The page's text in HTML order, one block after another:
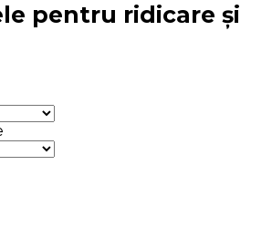
pentru ridicare și